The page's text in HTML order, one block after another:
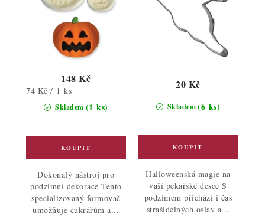
Skladem (1 ks)
148 Kč
Měrná
74 Kč / 1 ks
Dokonalý nástroj pro
podzimní dekorace Tento
specializovaný formovač
umožňuje cukrářům a...
Skladem(6 ks)
20 Kč
Halloweenská magie na
vaší pekařské desce S
podzimem přichází i čas
strašidelných oslav a...